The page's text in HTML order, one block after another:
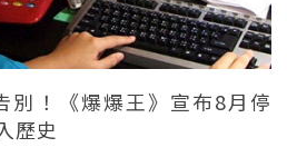
別！《爆爆王》宣布8月停
歷史